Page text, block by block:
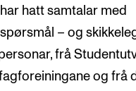
hatt samtalar med
– og
frå
og frå